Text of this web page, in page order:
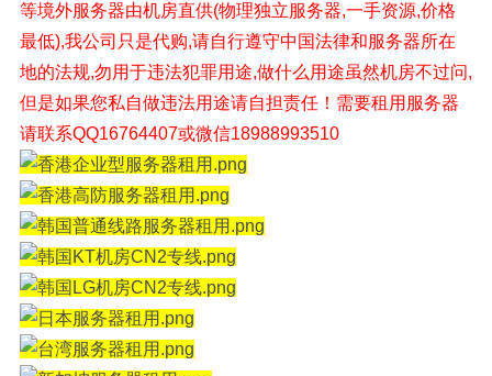
等境外服务器由机房直供(物理独立服务器,一手资源,价格
最低),我公司只是代购,请自行遵守中国法律和服务器所在
地的法规,勿用于违法犯罪用途,做什么用途虽然机房不过问,
但是如果您私自做违法用途请自担责任！ 需要租用服务器
请联系QQ16764407或微信18988993510